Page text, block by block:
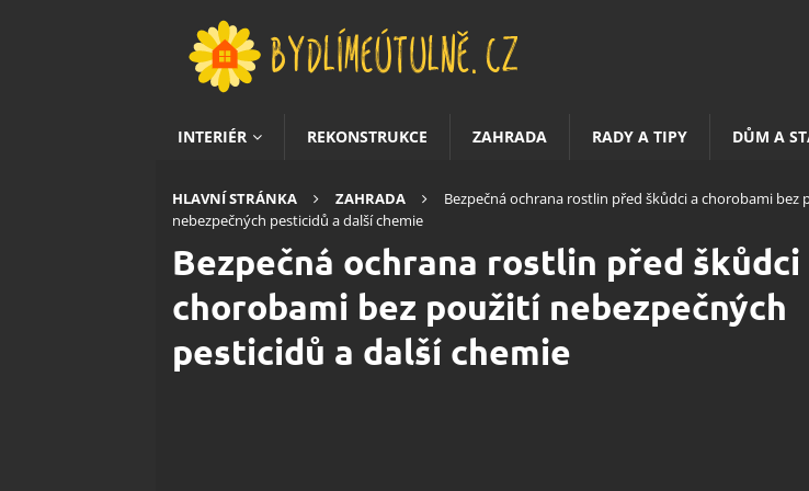
INTERIÉR REKONSTRUKCE ZAHRADA RADY A TIPY DŮM A
HLAVNÍ STRÁNKA ZAHRADA
Bezpečná ochrana rostlin před škůdci a chorobami bez
nebezpečných pesticidů a další chemie
Bezpečná ochrana rostlin před škůdci
chorobami bez použití nebezpečných
pesticidů a další chemie